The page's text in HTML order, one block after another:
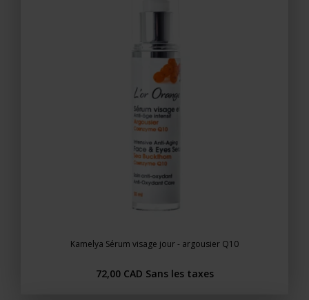
Kamelya Sérum visage jour - argousier Q10
72,00 CAD Sans les taxes